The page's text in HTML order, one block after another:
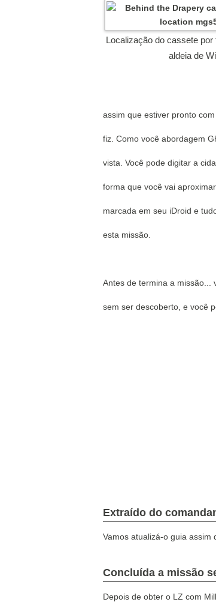
Localização do cassete
aldeia de
assim que estiver pronto
fiz. Como você abordagem
vista. Você pode digitar a
forma que você vai
marcada em seu iDroid e
esta missão.
Antes de termina a missão...
sem ser descoberto, e você
Extraído do
Vamos atualizá-o guia assim
Concluída a missão
Depois de obter o LZ com